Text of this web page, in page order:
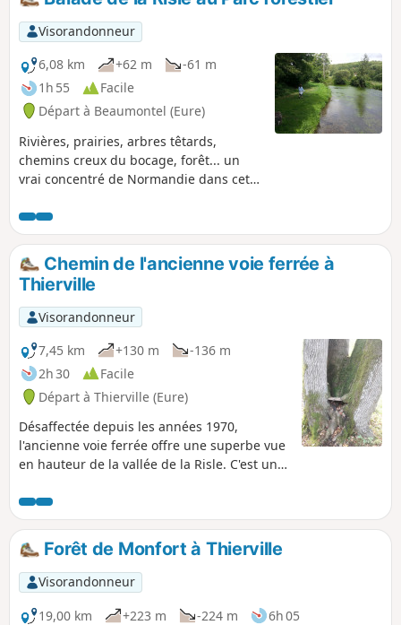
Visorandonneur
6,08 km
+62 m
-61 m
1h 55
Facile
Départ à Beaumontel (Eure)
Rivières, prairies, arbres têtards,
chemins creux du bocage, forêt... un
vrai concentré de Normandie dans cette
découvertes : des paysages verdoyants,
des éléments de patrimoine et un parc
aménagé dans une forêt Version courte
du circuit des trois rivières balisé en
Jaune. Chemins non revêtus : 75%
Chemin de l'ancienne voie ferrée à
Thierville
Visorandonneur
7,45 km
+130 m
-136 m
2h 30
Facile
Départ à Thierville (Eure)
Désaffectée depuis les années 1970,
l'ancienne voie ferrée offre une superbe vue
en hauteur de la vallée de la Risle. C'est un
tranquille et attachant, en passant par la
Forêt Domaniale de Montfort. En chemin, on
y rencontre quelques arbres remarquables,
une petite vallée à rivière sèche, un joli coin
de bocage et parfois quelques vaches, des
chèvres, des lièvres ou des chevreuils.
Forêt de Monfort à Thierville
Visorandonneur
19,00 km
+223 m -224 m
6h 05